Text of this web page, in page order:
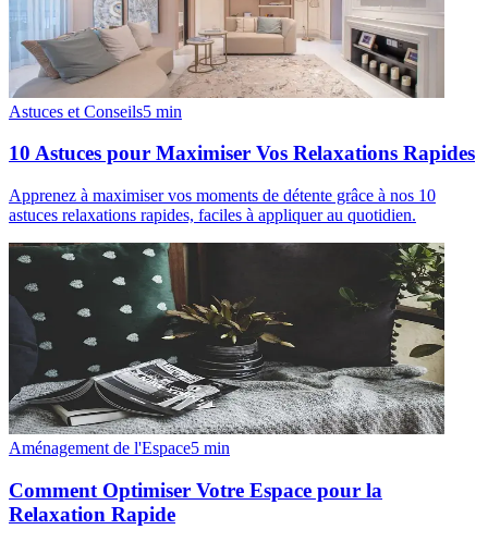
Astuces et Conseils5 min
10 Astuces pour Maximiser Vos Relaxations Rapides
Apprenez à maximiser vos moments de détente grâce à nos 10
astuces relaxations rapides, faciles à appliquer au quotidien.
Aménagement de l'Espace5 min
Comment Optimiser Votre Espace pour la
Relaxation Rapide